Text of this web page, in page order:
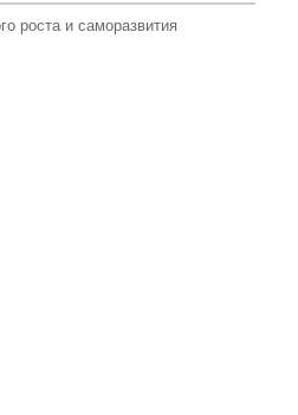
роста и саморазвития